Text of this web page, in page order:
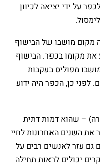
על ידי יציאה לכיוון
מקום מושבו של הבישוף
מקומו בכפר. הבישוף
מפוליס בעקבות
לפני כן, הכפר היה ידוע
הגדול (291 – 371 לספירה) – שהוא דמות דתית
את השנים האחרונות לחיי
גם עזר לאנשים רבים על
יכולים לראות תחילה